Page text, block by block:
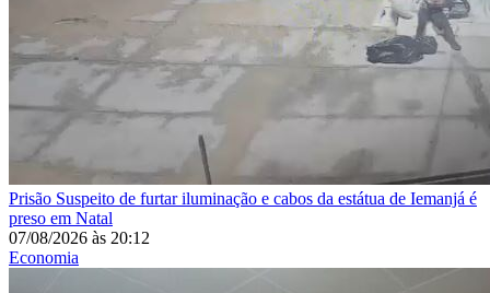
Prisão Suspeito de furtar iluminação e cabos da estátua de Iemanjá é
preso em Natal
07/08/2026 às 20:12
Economia